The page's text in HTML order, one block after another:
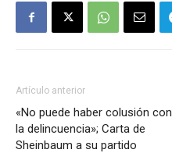
Artículo anterior
«No puede haber colusión con
la delincuencia»; Carta de
Sheinbaum a su partido